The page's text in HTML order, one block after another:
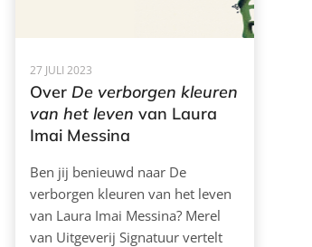
27 JULI 2023
Over De verborgen kleuren
van het leven van Laura
Imai Messina
Ben jij benieuwd naar De
verborgen kleuren van het leven
van Laura Imai Messina? Merel
van Uitgeverij Signatuur vertelt